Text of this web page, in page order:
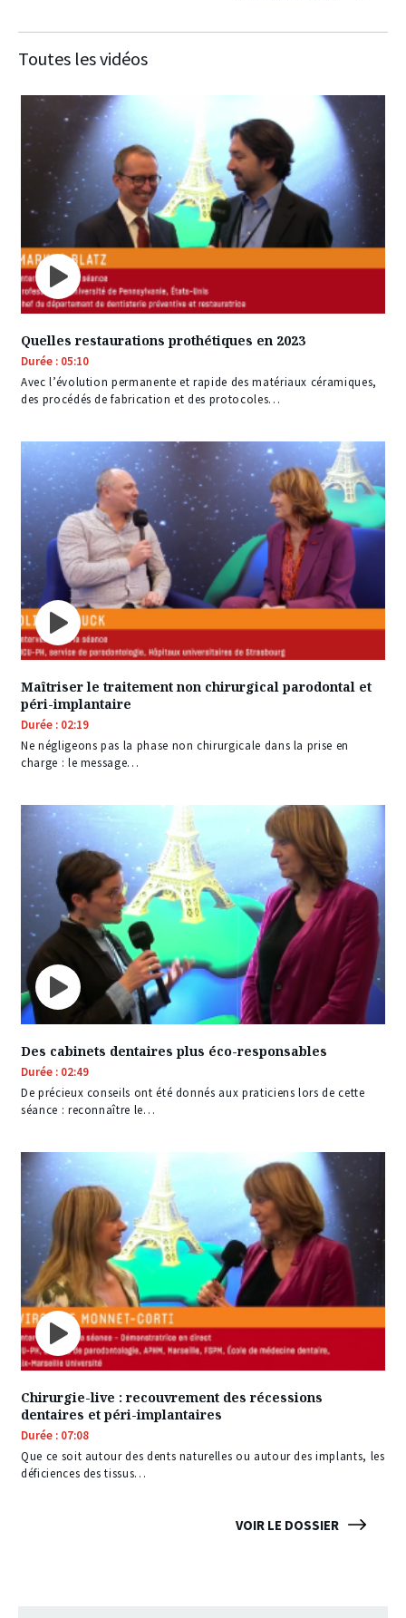
Toutes les vidéos
VOIR LE DOSSIER
Quelles restaurations prothétiques en 2023
Durée : 05:10
Avec l’évolution permanente et rapide des matériaux céramiques,
des procédés de fabrication et des protocoles…
Maîtriser le traitement non chirurgical parodontal et
péri-implantaire
Durée : 02:19
Ne négligeons pas la phase non chirurgicale dans la prise en
charge : le message…
Des cabinets dentaires plus éco-responsables
Durée : 02:49
De précieux conseils ont été donnés aux praticiens lors de cette
séance : reconnaître le…
Chirurgie-live : recouvrement des récessions
dentaires et péri-implantaires
Durée : 07:08
Que ce soit autour des dents naturelles ou autour des implants, les
déficiences des tissus…